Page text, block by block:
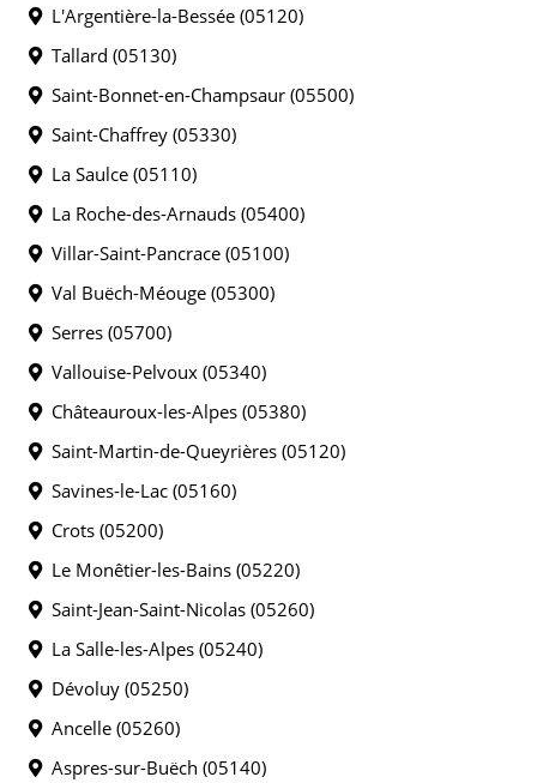
L'Argentière-la-Bessée (05120)
Tallard (05130)
Saint-Bonnet-en-Champsaur (05500)
Saint-Chaffrey (05330)
La Saulce (05110)
La Roche-des-Arnauds (05400)
Villar-Saint-Pancrace (05100)
Val Buëch-Méouge (05300)
Serres (05700)
Vallouise-Pelvoux (05340)
Châteauroux-les-Alpes (05380)
Saint-Martin-de-Queyrières (05120)
Savines-le-Lac (05160)
Crots (05200)
Le Monêtier-les-Bains (05220)
Saint-Jean-Saint-Nicolas (05260)
La Salle-les-Alpes (05240)
Dévoluy (05250)
Ancelle (05260)
Aspres-sur-Buëch (05140)